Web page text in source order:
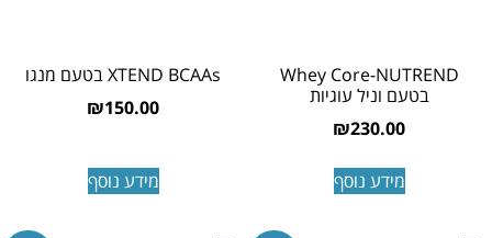
Whey Core-NUTREND
בטעם וניל עוגיות
₪230.00
מידע נוסף
XTEND BCAAs בטעם מנגו
₪150.00
מידע נוסף